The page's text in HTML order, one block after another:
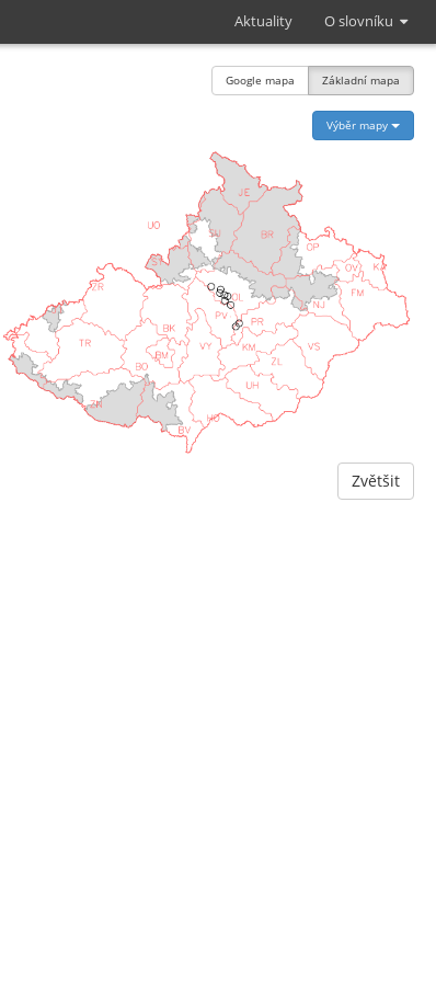
Aktuality O slovníku
Google mapa Základní mapa
Výběr mapy
Zvětšit